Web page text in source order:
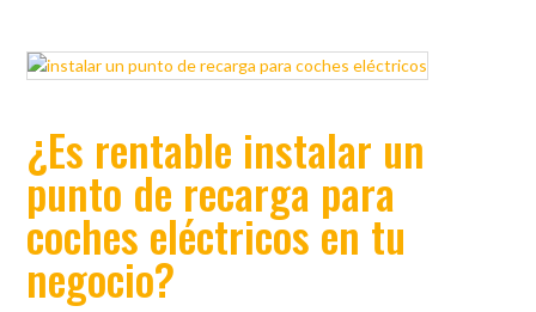
¿Es rentable instalar un
punto de recarga para
coches eléctricos en tu
negocio?